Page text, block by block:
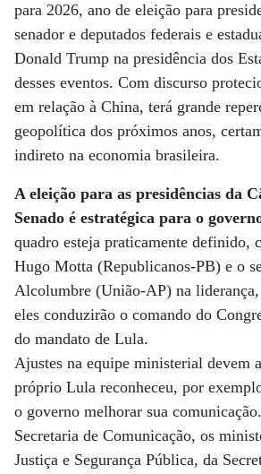
para 2026, ano de eleição para
senador e deputados federais e
Donald Trump na presidência dos
desses eventos. Com discurso
em relação à China, terá grande
geopolítica dos próximos anos,
indireto na economia brasileira.
A eleição para as presidências da
Senado é estratégica para o
quadro esteja praticamente definido,
Hugo Motta (Republicanos-PB) e o
Alcolumbre (União-AP) na liderança,
eles conduzirão o comando do
do mandato de Lula.
Ajustes na equipe ministerial devem
próprio Lula reconheceu, por
o governo melhorar sua
Secretaria de Comunicação, os
Justiça e Segurança Pública, da